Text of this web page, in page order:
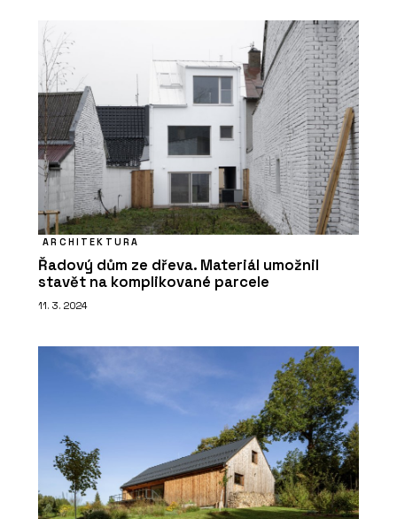
ČLÁNKY
Rekonstrukce historického domu s
vápennou omítkou, která ctí tradici
SLUŽBY
Přírodní izolace - Hlinaři
ARCHITEKTURA
Řadový dům ze dřeva. Materiál umožnil
stavět na komplikované parcele
11. 3. 2024